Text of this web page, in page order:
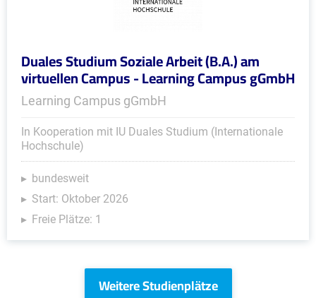
Duales Studium Soziale Arbeit (B.A.) am
virtuellen Campus - Learning Campus gGmbH
Learning Campus gGmbH
In Kooperation mit IU Duales Studium (Internationale
Hochschule)
bundesweit
Start: Oktober 2026
Freie Plätze: 1
Weitere Studienplätze